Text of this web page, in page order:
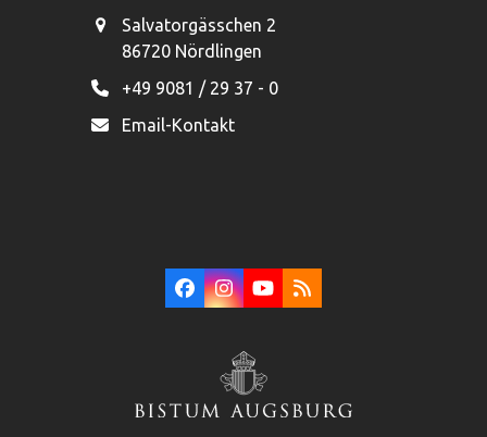
Salvatorgässchen 2
86720 Nördlingen
+49 9081 / 29 37 - 0
Email-Kontakt
Facebook
Instagram
YouTube
RSS